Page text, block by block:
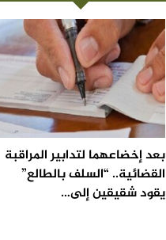
بعد إخضاعهما لتدابير المراقبة
القضائية.. “السلف بالطالع”
يقود شقيقين إلى…